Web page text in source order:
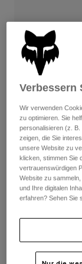
Hosen
Kurze
Jacken
Brillen
Socken
Brillen
Socken
Hemden
Alle anzeigen
Damen
T-Shirts & Tops
Hoodies und
Jacken
Hosen
Shirts
Alle anzeigen
Kinder
Brillen
Socken
Alle anzeigen
Moto
Helme
Jerseys
Hosen
Stiefel
Brillen
Bewertungen
Shield
Artikelnr.36268
€ 84,99 €
Verbessern
Wir verwenden
zu optimieren. Sie
personalisieren (z.
zeigen, die Sie
unsere Website zu
klicken, stimmen Sie
vertrauenswürdigen
Website zu
und Ihre digitalen
erfahren? Sehen Sie